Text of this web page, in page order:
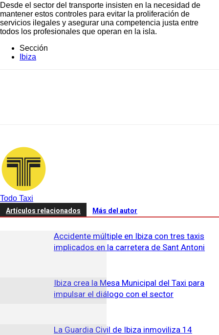
Desde el sector del transporte insisten en la necesidad de
mantener estos controles para evitar la proliferación de
servicios ilegales y asegurar una competencia justa entre
todos los profesionales que operan en la isla.
Sección
Ibiza
Todo Taxi
Artículos relacionados Más del autor
Accidente múltiple en Ibiza con tres taxis
implicados en la carretera de Sant Antoni
Ibiza crea la Mesa Municipal del Taxi para
impulsar el diálogo con el sector
La Guardia Civil de Ibiza inmoviliza 14